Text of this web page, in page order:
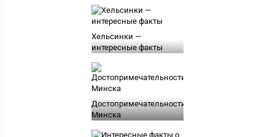
Хельсинки —
интересные факты
Достопримечательности
Минска